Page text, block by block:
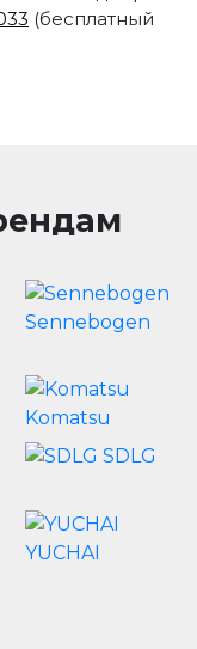
(бесплатный
Sennebogen
Komatsu
SDLG
YUCHAI